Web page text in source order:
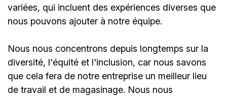
variées, qui incluent des expériences diverses que
nous pouvons ajouter à notre équipe.
Nous nous concentrons depuis longtemps sur la
diversité, l'équité et l'inclusion, car nous savons
que cela fera de notre entreprise un meilleur lieu
de travail et de magasinage. Nous nous